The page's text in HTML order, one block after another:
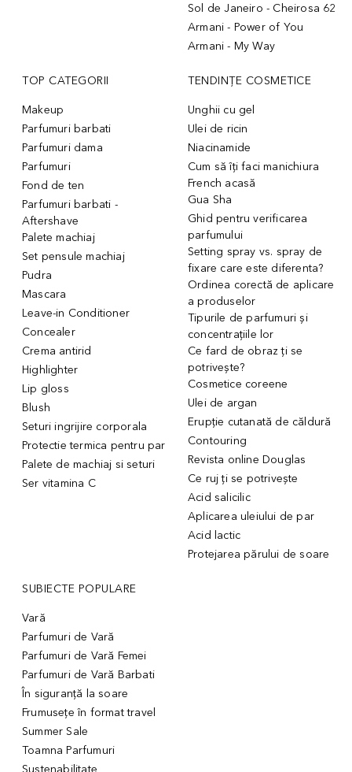
Sol de Janeiro - Cheirosa 62
Armani - Power of You
Armani - My Way
TOP CATEGORII
Makeup
Parfumuri barbati
Parfumuri dama
Parfumuri
Fond de ten
Parfumuri barbati -
Aftershave
Palete machiaj
Set pensule machiaj
Pudra
Mascara
Leave-in Conditioner
Concealer
Crema antirid
Highlighter
Lip gloss
Blush
Seturi ingrijire corporala
Protectie termica pentru par
Palete de machiaj si seturi
Ser vitamina C
TENDINȚE COSMETICE
Unghii cu gel
Ulei de ricin
Niacinamide
Cum să îți faci manichiura
French acasă
Gua Sha
Ghid pentru verificarea
parfumului
Setting spray vs. spray de
fixare care este diferenta?
Ordinea corectă de aplicare
a produselor
Tipurile de parfumuri și
concentrațiile lor
Ce fard de obraz ți se
potrivește?
Cosmetice coreene
Ulei de argan
Erupție cutanată de căldură
Contouring
Revista online Douglas
Ce ruj ți se potrivește
Acid salicilic
Aplicarea uleiului de par
Acid lactic
Protejarea părului de soare
SUBIECTE POPULARE
Vară
Parfumuri de Vară
Parfumuri de Vară Femei
Parfumuri de Vară Barbati
În siguranță la soare
Frumusețe în format travel
Summer Sale
Toamna Parfumuri
Sustenabilitate